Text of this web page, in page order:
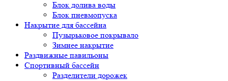
Блок долива воды
Блок пневмопуска
Накрытие для бассейна
Пузырьковое покрывало
Зимнее накрытие
Раздвижные павильоны
Спортивный бассейн
Разделители дорожек